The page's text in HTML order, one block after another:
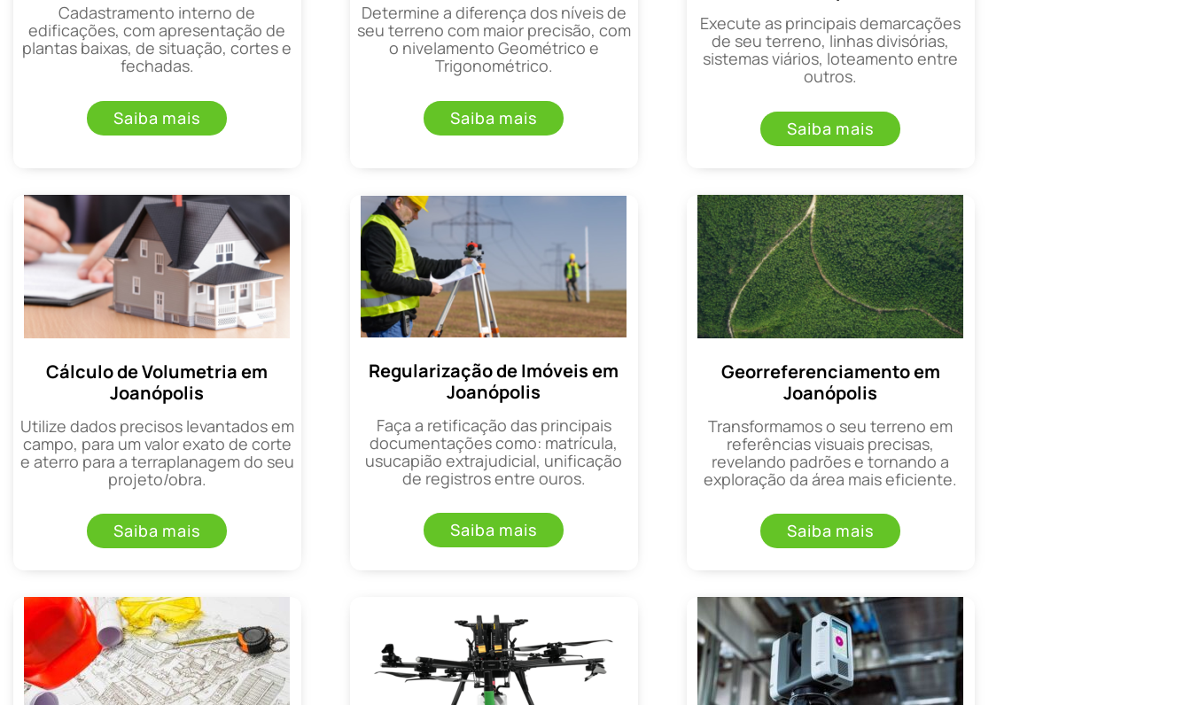
Cadastramento interno de
edificações, com apresentação de
plantas baixas, de situação, cortes e
fechadas.
Saiba mais
Determine a diferença dos níveis de
seu terreno com maior precisão, com
o nivelamento Geométrico e
Trigonométrico.
Saiba mais
Execute as principais demarcações
de seu terreno, linhas divisórias,
sistemas viários, loteamento entre
outros.
Saiba mais
Cálculo de Volumetria em
Joanópolis
Utilize dados precisos levantados em
campo, para um valor exato de corte
e aterro para a terraplanagem do seu
projeto/obra.
Saiba mais
Regularização de Imóveis em
Joanópolis
Faça a retificação das principais
documentações como: matrícula,
usucapião extrajudicial, unificação
de registros entre ouros.
Saiba mais
Georreferenciamento em
Joanópolis
Transformamos o seu terreno em
referências visuais precisas,
revelando padrões e tornando a
exploração da área mais eficiente.
Saiba mais